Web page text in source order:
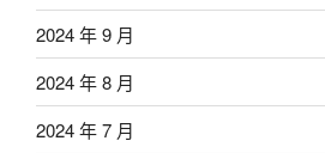
2024 年 9 月
2024 年 8 月
2024 年 7 月